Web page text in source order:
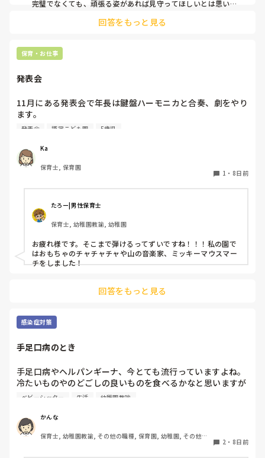
完璧でなくても、頑張る姿があれば見守ってほしいとは思いま
回答をもっと見る
保育・お仕事
発表会
11月にある発表会で年長は鍵盤ハーモニカと合奏、劇をやり
ます。
鍵盤ハーモニカは年長になった4月から始まり、キラキラ星
になりました。
発表会でオススメの曲ありますか？？
鍵盤ハーモニカは二重奏にしようか迷っています！
発表会 認定こども園 5歳児
Ka
保育士, 保育園
1 ・ 8日前
たろー|男性保育士
保育士, 幼稚園教諭, 幼稚園
お疲れ様です。そこまで弾けるってずいですね！！！私の園で
はおもちゃのチャチャチャや山の音楽家、ミッキーマウスマー
チをしました！
回答をもっと見る
感染症対策
手足口病のとき
手足口病やヘルパンギーナ、今とても流行っていますよね。
冷たいものやのどごしの良いものを食べるかなと思いますが
口内が痛くて食べられない子に、この商品が食べやすかっ
何かありましたら教えてください！
ベビーシッター 生活 幼稚園教諭
かんな
保育士, 幼稚園教諭, その他の職種, 保育園, 幼稚園, その他の
2 ・ 8日前